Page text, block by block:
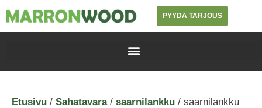
PYYDÄ TARJOUS
Etusivu / Sahatavara/ saarnilankku / saarnilankku